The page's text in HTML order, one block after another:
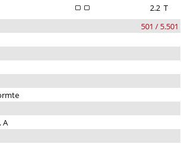
2.2 T
501 / 5.501
A